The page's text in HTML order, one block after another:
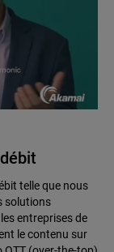
telle que nous
solutions
entreprises de
le contenu sur